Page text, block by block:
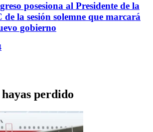
posesiona al Presidente de la
la sesión solemne que marcará
gobierno
perdido